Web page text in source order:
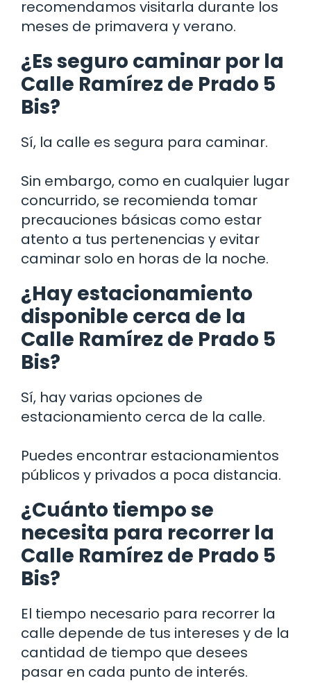
recomendamos visitarla durante los
meses de primavera y verano.
¿Es seguro caminar por la
Calle Ramírez de Prado 5
Bis?
Sí, la calle es segura para caminar.
Sin embargo, como en cualquier lugar
concurrido, se recomienda tomar
precauciones básicas como estar
atento a tus pertenencias y evitar
caminar solo en horas de la noche.
¿Hay estacionamiento
disponible cerca de la
Calle Ramírez de Prado 5
Bis?
Sí, hay varias opciones de
estacionamiento cerca de la calle.
Puedes encontrar estacionamientos
públicos y privados a poca distancia.
¿Cuánto tiempo se
necesita para recorrer la
Calle Ramírez de Prado 5
Bis?
El tiempo necesario para recorrer la
calle depende de tus intereses y de la
cantidad de tiempo que desees
pasar en cada punto de interés.